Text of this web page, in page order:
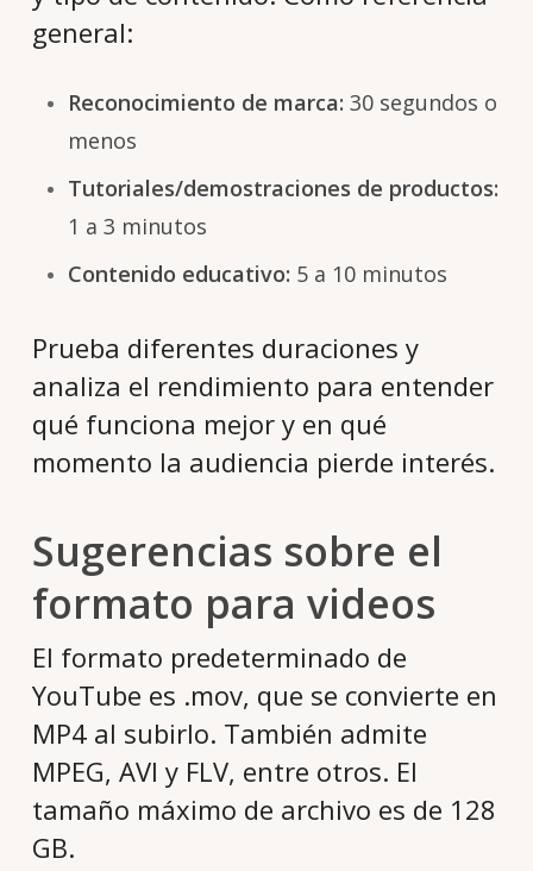
general:
Reconocimiento de marca: 30 segundos o
menos
Tutoriales/demostraciones de productos:
1 a 3 minutos
Contenido educativo: 5 a 10 minutos
Prueba diferentes duraciones y
analiza el rendimiento para entender
qué funciona mejor y en qué
momento la audiencia pierde interés.
Sugerencias sobre el
formato para videos
El formato predeterminado de
YouTube es .mov, que se convierte en
MP4 al subirlo. También admite
MPEG, AVI y FLV, entre otros. El
tamaño máximo de archivo es de 128
GB.